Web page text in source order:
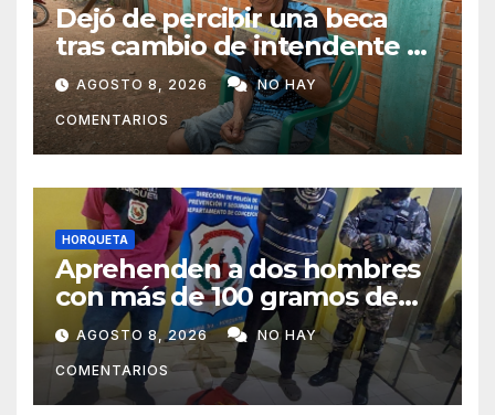
Dejó de percibir una beca
tras cambio de intendente y
ahora vende caramelos para
subsistir
AGOSTO 8, 2026 NO HAY
COMENTARIOS
HORQUETA
Aprehenden a dos hombres
con más de 100 gramos de
supuesta marihuana en
Horqueta
AGOSTO 8, 2026 NO HAY
COMENTARIOS